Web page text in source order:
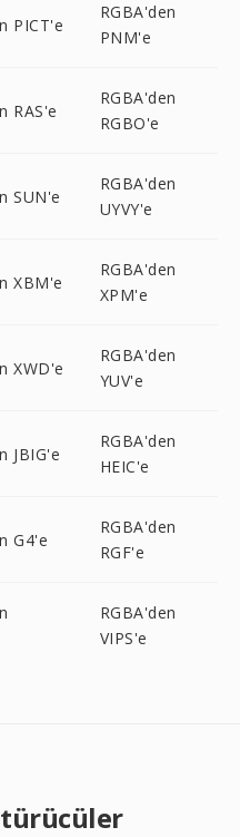
PICT'e
RGBA'den
PNM'e
RAS'e
RGBA'den
RGBO'e
SUN'e
RGBA'den
UYVY'e
XBM'e
RGBA'den
XPM'e
XWD'e
RGBA'den
YUV'e
JBIG'e
RGBA'den
HEIC'e
G4'e
RGBA'den
RGF'e
RGBA'den
VIPS'e